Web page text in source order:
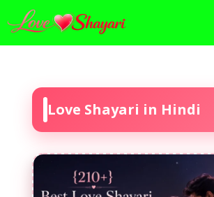
to
content
Love Shayari in Hindi